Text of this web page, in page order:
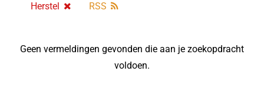
Herstel
RSS
Geen vermeldingen gevonden die aan je zoekopdracht
voldoen.